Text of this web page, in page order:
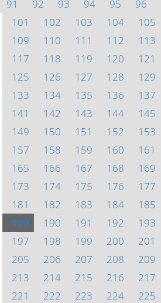
91
92 93 94 95 96
101
102 103 104 105
109
110 111 112 113
117
118 119 120 121
125
126 127 128 129
133
134 135 136 137
141
142 143 144 145
149
150 151 152 153
157
158 159 160 161
165
166 167 168 169
173
174 175 176 177
181
182 183 184 185
189
190 191 192 193
197
198 199 200 201
205
206 207 208 209
213
214 215 216 217
221
222 223 224 225